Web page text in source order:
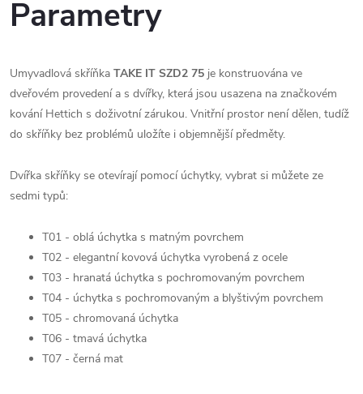
Parametry
Umyvadlová skříňka TAKE IT SZD2 75 je konstruována ve
dveřovém provedení a s dvířky, která jsou usazena na značkovém
kování Hettich s doživotní zárukou. Vnitřní prostor není dělen, tudíž
do skříňky bez problémů uložíte i objemnější předměty.
Dvířka skříňky se otevírají pomocí úchytky, vybrat si můžete ze
sedmi typů:
T01 - oblá úchytka s matným povrchem
T02 - elegantní kovová úchytka vyrobená z ocele
T03 - hranatá úchytka s pochromovaným povrchem
T04 - úchytka s pochromovaným a blyštivým povrchem
T05 - chromovaná úchytka
T06 - tmavá úchytka
T07 - černá mat